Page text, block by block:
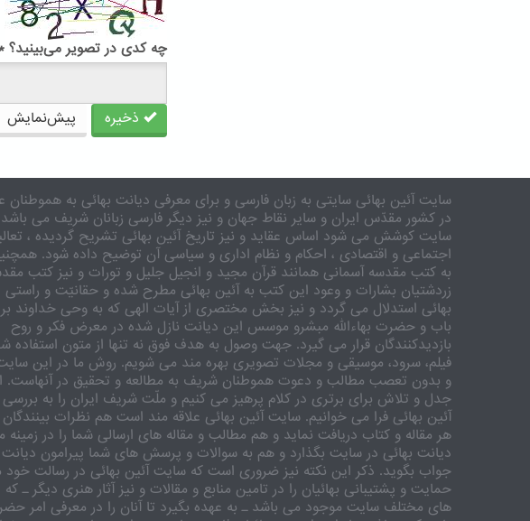
چه کدی در تصویر می‌بینید؟
ذخیره پیش‌نمایش
سایت آئین بهائی سایتی به زبان فارسی و برای معرفی دیانت بهائی به هموطنان
در کشور مقدّس ایران و سایر نقاط جهان و نیز دیگر فارسی زبانان شریف می
سایت کوشش می شود اساس عقاید و نیز تاریخ آئین بهائی تشریح گردیده ،
اجتماعی و اقتصادی ، احکام و نظام اداری و سیاسی آن توضیح داده شود.
به کتب مقدسه آسمانی همانند قرآن مجید و انجیل جلیل و تورات و نیز کتب
زردشتیان بشارات و وعود این کتب به آئین بهائی مطرح شده و حقانیّت و راستی
بهائی استدلال می گردد و نیز بخش مختصری از آیات الهی که به وحی خداوند
باب و حضرت بهاءالله مبشرو موسس این دیانت نازل شده در معرض فکر و روح
بازدیدکنندگان قرار می گیرد. جهت وصول به هدف فوق نه تنها از متون استفاده
فیلم، سرود، موسیقی و مجلات تصویری بهره مند می شویم. روش ما در این سایت
و بدون تعصب مطالب و دعوت هموطنان شریف به مطالعه و تحقیق در آنهاست.
جدل و تلاش برای برتری در کلام پرهیز می کنیم و ملّت شریف ایران را به بررسی
آئین بهائی فرا می خوانیم. سایت آئین بهائی علاقه مند است هم نظرات بینندگان
هر مقاله و کتاب دریافت نماید و هم مطالب و مقاله های ارسالی شما را در زمینه
دیانت بهائی در سایت بگذارد و هم به سوالات و پرسش های شما پیرامون دیانت
جواب بگوید. ذکر این نکته نیز ضروری است که سایت آئین بهائی در رسالت خود
حمایت و پشتیبانی بهائیان را در تامین منابع و مقالات و نیز آثار هنری دیگر ـ
های مختلف سایت موجود می باشد ـ به عهده بگیرد تا آنان را در معرفی امر